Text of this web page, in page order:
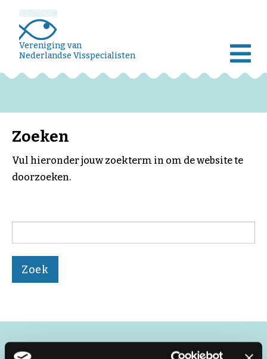
Vereniging van
Nederlandse Visspecialisten
Zoeken
Vul hieronder jouw zoekterm in om de website te
doorzoeken.